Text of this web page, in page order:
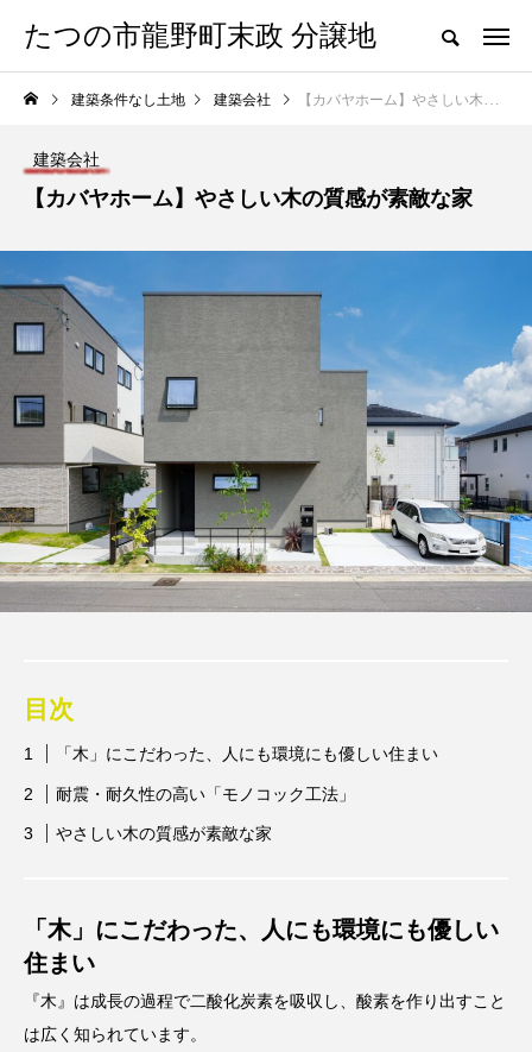
たつの市龍野町末政 分譲地
建築条件なし土地 建築会社 【カバヤホーム】やさしい木の質感が素敵な家
建築会社
【カバヤホーム】やさしい木の質感が素敵な家
目次
「木」にこだわった、人にも環境にも優しい住まい
耐震・耐久性の高い「モノコック工法」
やさしい木の質感が素敵な家
「木」にこだわった、人にも環境にも優しい
住まい
『木』は成長の過程で二酸化炭素を吸収し、酸素を作り出すこと
は広く知られています。